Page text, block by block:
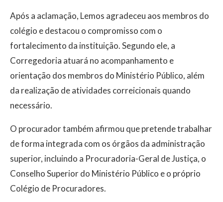
Após a aclamação, Lemos agradeceu aos membros do
colégio e destacou o compromisso com o
fortalecimento da instituição. Segundo ele, a
Corregedoria atuará no acompanhamento e
orientação dos membros do Ministério Público, além
da realização de atividades correicionais quando
necessário.
O procurador também afirmou que pretende trabalhar
de forma integrada com os órgãos da administração
superior, incluindo a Procuradoria-Geral de Justiça, o
Conselho Superior do Ministério Público e o próprio
Colégio de Procuradores.